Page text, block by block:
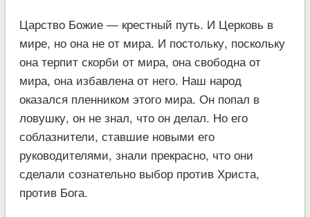
Царство Божие — крестный путь. И Церковь в
мире, но она не от мира. И постольку, поскольку
она терпит скорби от мира, она свободна от
мира, она избавлена от него. Наш народ
оказался пленником этого мира. Он попал в
ловушку, он не знал, что он делал. Но его
соблазнители, ставшие новыми его
руководителями, знали прекрасно, что они
сделали сознательно выбор против Христа,
против Бога.